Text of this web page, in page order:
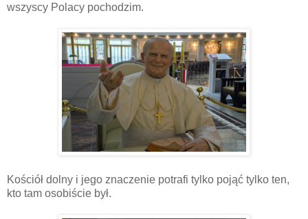
wszyscy Polacy pochodzim.
Kościół dolny i jego znaczenie potrafi tylko pojąć tylko ten,
kto tam osobiście był.